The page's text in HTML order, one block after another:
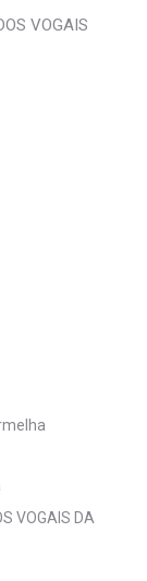
VOGAIS
VOGAIS DA